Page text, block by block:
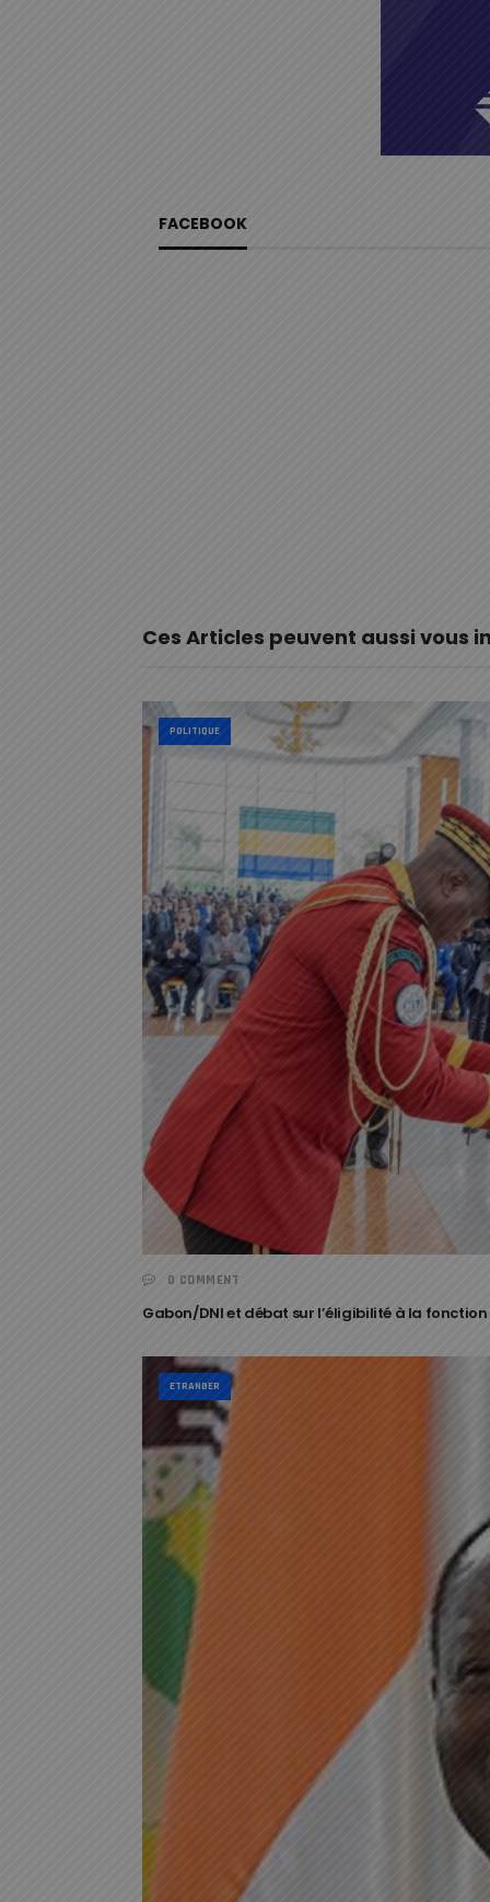
FACEBOOK
Ces Articles peuvent aussi vous
POLITIQUE
0 COMMENT
Gabon/DNI et débat sur l’éligibilité à la
ETRANGER